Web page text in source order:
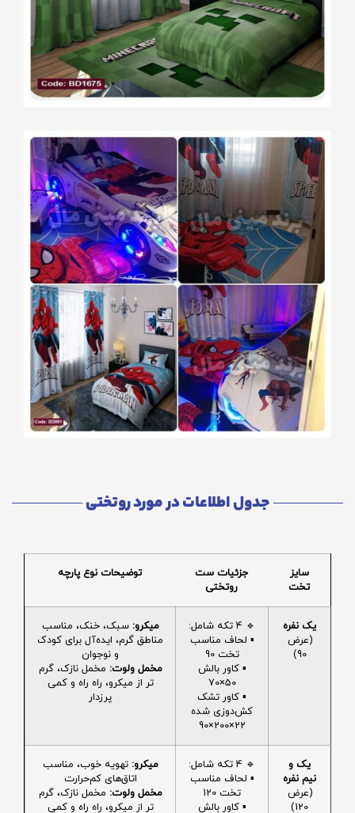
جدول اطلاعات در مورد روتختی
سایز
تخت
جزئیات ست
روتختی
توضیحات نوع پارچه
یک نفره
(عرض
90)
🔹 4 تکه شامل:
▪️ لحاف مناسب
تخت 90
▪️ کاور بالش
50×70
▪️ کاور تشک
کش‌دوزی شده
22×200×90
میکرو: سبک، خنک، مناسب
مناطق گرم، ایده‌آل برای کودک
و نوجوان
مخمل ولوت: مخمل نازک، گرم
تر از میکرو، راه راه و کمی
پرزدار
یک و
نیم نفره
(عرض
120)
🔹 4 تکه شامل:
▪️ لحاف مناسب
تخت 120
▪️ کاور بالش
میکرو: تهویه خوب، مناسب
اتاق‌های کم‌حرارت
مخمل ولوت: مخمل نازک، گرم
تر از میکرو، راه راه و کمی